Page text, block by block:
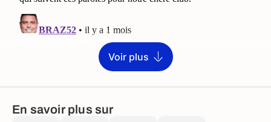
Voir plus
En savoir plus sur